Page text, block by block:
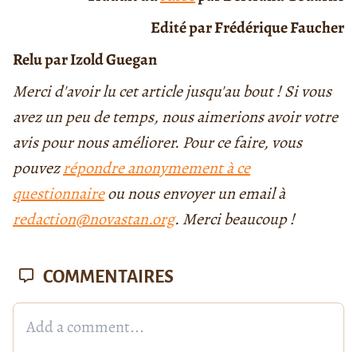
Edité par Frédérique Faucher
Relu par Izold Guegan
Merci d'avoir lu cet article jusqu'au bout ! Si vous
avez un peu de temps, nous aimerions avoir votre
avis pour nous améliorer. Pour ce faire, vous
pouvezrépondre anonymement à ce
questionnaireou nous envoyer un email à
redaction@novastan.org. Merci beaucoup !
COMMENTAIRES